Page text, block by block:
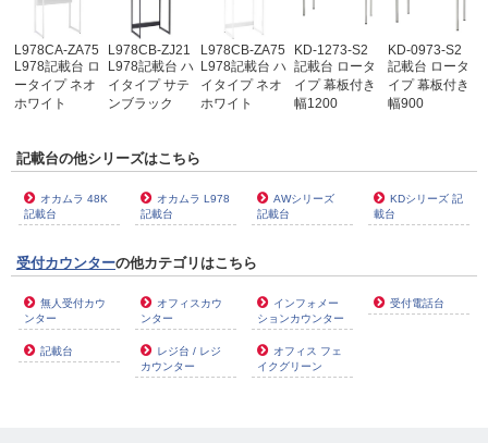
L978CA-ZA75
L978記載台 ロ
ータイプ ネオ
ホワイト
L978CB-ZJ21
L978記載台 ハ
イタイプ サテ
ンブラック
L978CB-ZA75
L978記載台 ハ
イタイプ ネオ
ホワイト
KD-1273-S2
記載台 ロータ
イプ 幕板付き
幅1200
KD-0973-S2
記載台 ロータ
イプ 幕板付き
幅900
記載台の他シリーズはこちら
オカムラ 48K
記載台
オカムラ L978
記載台
AWシリーズ
記載台
KDシリーズ 記
載台
受付カウンターの他カテゴリはこちら
無人受付カウ
ンター
オフィスカウ
ンター
インフォメー
ションカウンター
受付電話台
記載台
レジ台 / レジ
カウンター
オフィス フェ
イクグリーン